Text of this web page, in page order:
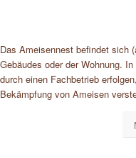
Das Ameisennest befindet sich
Gebäudes oder der Wohnung.
durch einen Fachbetrieb
Bekämpfung von Ameisen